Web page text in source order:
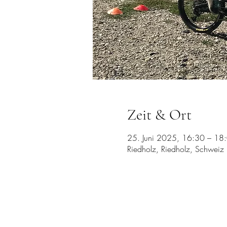
Zeit & Ort
25. Juni 2025, 16:30 –
Riedholz, Riedholz, Schweiz